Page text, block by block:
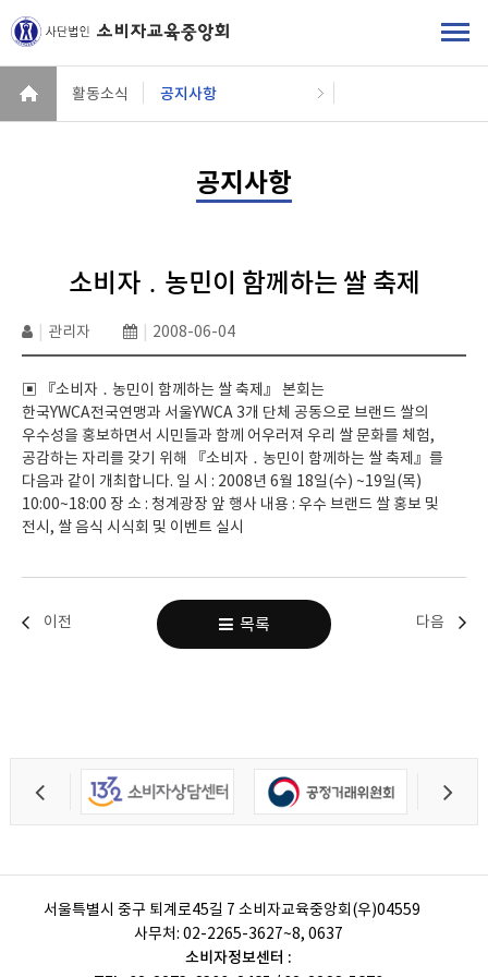
활동소식 공지사항
공지사항
소비자 ․ 농민이 함께하는 쌀 축제
관리자 2008-06-04
▣ 『소비자 ․ 농민이 함께하는 쌀 축제』 본회는
한국YWCA전국연맹과 서울YWCA 3개 단체 공동으로 브랜드 쌀의
우수성을 홍보하면서 시민들과 함께 어우러져 우리 쌀 문화를 체험,
공감하는 자리를 갖기 위해 『소비자 ․ 농민이 함께하는 쌀 축제』를
다음과 같이 개최합니다. 일 시 : 2008년 6월 18일(수) ~19일(목)
10:00~18:00 장 소 : 청계광장 앞 행사 내용 : 우수 브랜드 쌀 홍보 및
전시, 쌀 음식 시식회 및 이벤트 실시
이전 다음
목록
서울특별시 중구 퇴계로45길 7 소비자교육중앙회(우)04559
사무처: 02-2265-3627~8, 0637
소비자정보센터 :